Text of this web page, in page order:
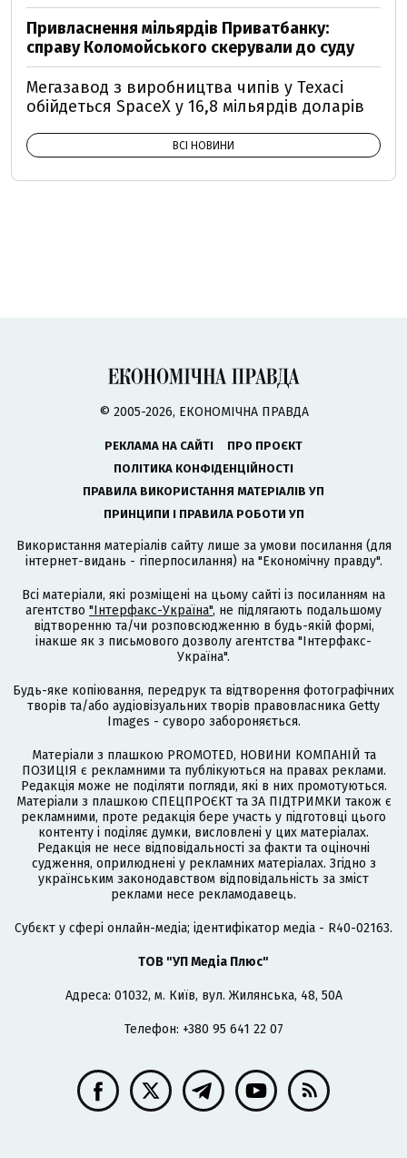
Привласнення мільярдів Приватбанку:
справу Коломойського скерували до суду
Мегазавод з виробництва чипів у Техасі
обійдеться SpaceX у 16,8 мільярдів доларів
ВСІ НОВИНИ
© 2005-2026, ЕКОНОМІЧНА ПРАВДА
РЕКЛАМА НА САЙТІ
ПРО ПРОЄКТ
ПОЛІТИКА КОНФІДЕНЦІЙНОСТІ
ПРАВИЛА ВИКОРИСТАННЯ МАТЕРІАЛІВ УП
ПРИНЦИПИ І ПРАВИЛА РОБОТИ УП
Використання матеріалів сайту лише за умови посилання (для
інтернет-видань - гіперпосилання) на "Економічну правду".
Всі матеріали, які розміщені на цьому сайті із посиланням на
агентство "Інтерфакс-Україна", не підлягають подальшому
відтворенню та/чи розповсюдженню в будь-якій формі,
інакше як з письмового дозволу агентства "Інтерфакс-
Україна".
Будь-яке копіювання, передрук та відтворення фотографічних
творів та/або аудіовізуальних творів правовласника Getty
Images - суворо забороняється.
Матеріали з плашкою PROMOTED, НОВИНИ КОМПАНІЙ та
ПОЗИЦІЯ є рекламними та публікуються на правах реклами.
Редакція може не поділяти погляди, які в них промотуються.
Матеріали з плашкою СПЕЦПРОЄКТ та ЗА ПІДТРИМКИ також є
рекламними, проте редакція бере участь у підготовці цього
контенту і поділяє думки, висловлені у цих матеріалах.
Редакція не несе відповідальності за факти та оціночні
судження, оприлюднені у рекламних матеріалах. Згідно з
українським законодавством відповідальність за зміст
реклами несе рекламодавець.
Cубєкт у сфері онлайн-медіа; ідентифікатор медіа - R40-02163.
ТОВ "УП Медіа Плюс"
Адреса: 01032, м. Київ, вул. Жилянська, 48, 50А
Телефон: +380 95 641 22 07